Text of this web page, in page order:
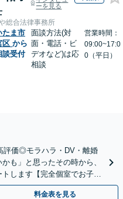
ーを見る
総合法律事務所
たま市
区 から
談受付
面談方法(対
面・電話・ビ
デオなど)は応
相談
営業時間：
09:00~17:0
0（平日）
評価◎モラハラ・DV・離婚
も」と思ったその時から、
します【完全個室でお子さ
5分】
料金表を見る